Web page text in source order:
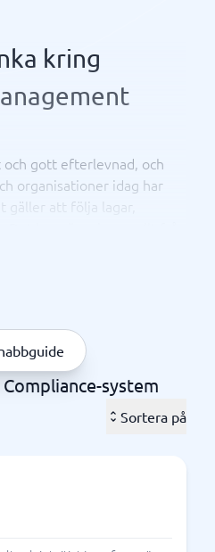
kring
gott efterlevnad, och
organisationer idag har
gäller att följa lagar,
och ISO-standarder
är en utmaning för de
blir allt mer
kan leda till höga
förtroende. Därför är
risker, vilket gör det
samtidigt arbeta
system
Sortera på